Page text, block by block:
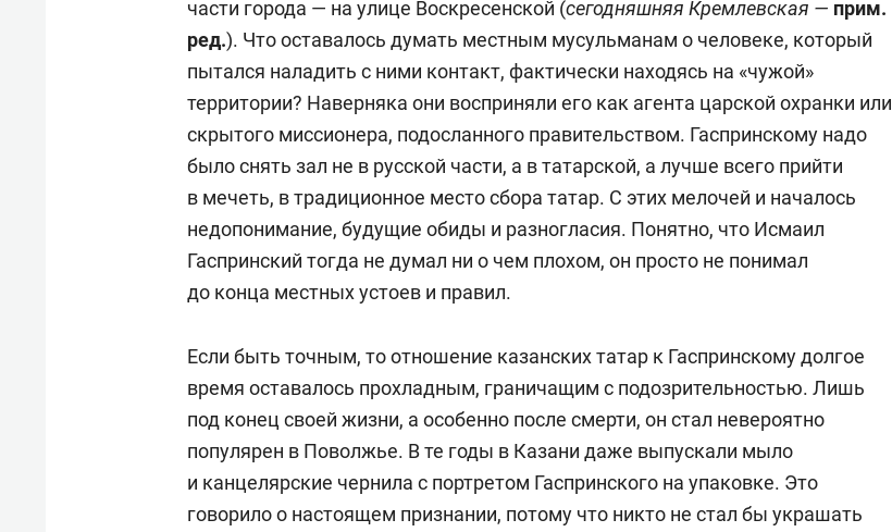
части города — на улице Воскресенской (сегодняшняя Кремлевская — прим.
ред.). Что оставалось думать местным мусульманам о человеке, который
пытался наладить с ними контакт, фактически находясь на «чужой»
территории? Наверняка они восприняли его как агента царской охранки или
скрытого миссионера, подосланного правительством. Гаспринскому надо
было снять зал не в русской части, а в татарской, а лучше всего прийти
в мечеть, в традиционное место сбора татар. С этих мелочей и началось
недопонимание, будущие обиды и разногласия. Понятно, что Исмаил
Гаспринский тогда не думал ни о чем плохом, он просто не понимал
до конца местных устоев и правил.
Если быть точным, то отношение казанских татар к Гаспринскому долгое
время оставалось прохладным, граничащим с подозрительностью. Лишь
под конец своей жизни, а особенно после смерти, он стал невероятно
популярен в Поволжье. В те годы в Казани даже выпускали мыло
и канцелярские чернила с портретом Гаспринского на упаковке. Это
говорило о настоящем признании, потому что никто не стал бы украшать